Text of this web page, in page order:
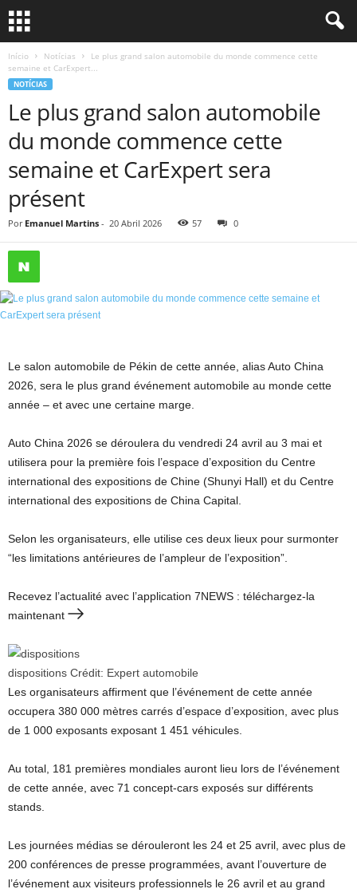
Início Notícias
Le plus grand salon automobile du monde commence cette
semaine et CarExpert...
NOTÍCIAS
Le plus grand salon automobile
du monde commence cette
semaine et CarExpert sera
présent
Por Emanuel Martins - 20 Abril 2026 57 0
Le salon automobile de Pékin de cette année, alias Auto China
2026, sera le plus grand événement automobile au monde cette
année – et avec une certaine marge.
Auto China 2026 se déroulera du vendredi 24 avril au 3 mai et
utilisera pour la première fois l’espace d’exposition du Centre
international des expositions de Chine (Shunyi Hall) et du Centre
international des expositions de China Capital.
Selon les organisateurs, elle utilise ces deux lieux pour surmonter
“les limitations antérieures de l’ampleur de l’exposition”.
Recevez l’actualité avec l’application 7NEWS : téléchargez-la
maintenant
dispositions Crédit: Expert automobile
Les organisateurs affirment que l’événement de cette année
occupera 380 000 mètres carrés d’espace d’exposition, avec plus
de 1 000 exposants exposant 1 451 véhicules.
Au total, 181 premières mondiales auront lieu lors de l’événement
de cette année, avec 71 concept-cars exposés sur différents
stands.
Les journées médias se dérouleront les 24 et 25 avril, avec plus de
200 conférences de presse programmées, avant l’ouverture de
l’événement aux visiteurs professionnels le 26 avril et au grand